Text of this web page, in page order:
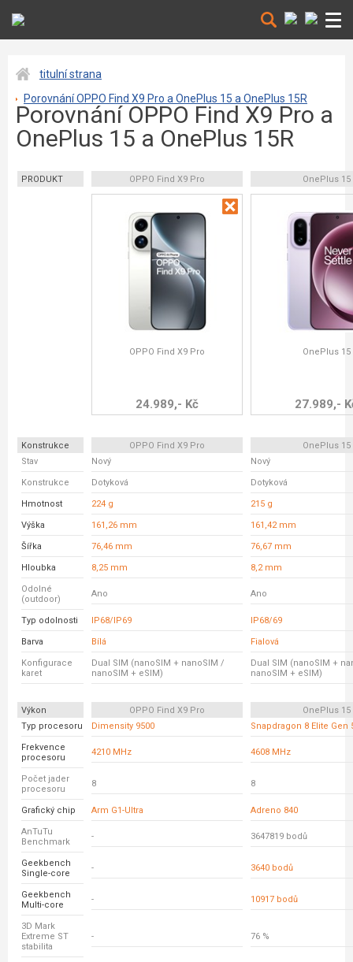
titulní strana
Porovnání OPPO Find X9 Pro a OnePlus 15 a OnePlus 15R
Porovnání OPPO Find X9 Pro a
OnePlus 15 a OnePlus 15R
PRODUKT OPPO Find X9 Pro OnePlus 15
OPPO Find X9 Pro
24.989,- Kč
OnePlus 15
27.989,-
Konstrukce OPPO Find X9 Pro
OnePlus 15
Stav
Nový Nový
Konstrukce Dotyková Dotyková
Hmotnost 224 g 215 g
Výška 161,26 mm 161,42 mm
Šířka 76,46 mm 76,67 mm
Hloubka 8,25 mm 8,2 mm
Odolné
(outdoor)
Ano Ano
Typ odolnosti IP68/IP69 IP68/69
Barva Bílá Fialová
Konfigurace
karet
Dual SIM (nanoSIM + nanoSIM /
nanoSIM + eSIM)
Dual SIM (nanoSIM +
nanoSIM + eSIM)
Výkon OPPO Find X9 Pro
OnePlus 15
Typ procesoru
Dimensity 9500 Snapdragon 8 Elite Gen
Frekvence
procesoru
4210 MHz 4608 MHz
Počet jader
procesoru
8 8
Grafický chip Arm G1-Ultra Adreno 840
AnTuTu
Benchmark
- 3647819 bodů
Geekbench
Single-core
- 3640 bodů
Geekbench
Multi-core
- 10917 bodů
3D Mark
Extreme ST
stabilita
- 76 %